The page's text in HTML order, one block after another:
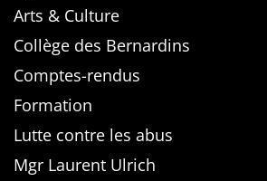
Arts & Culture
Collège des Bernardins
Comptes-rendus
Formation
Lutte contre les abus
Mgr Laurent Ulrich